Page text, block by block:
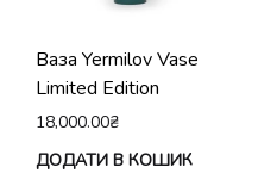
Ваза Yermilov Vase
Limited Edition
18,000.00₴
ДОДАТИ В КОШИК